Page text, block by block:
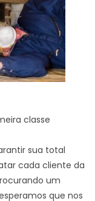
classe
sua total
cada cliente da
um
que nos